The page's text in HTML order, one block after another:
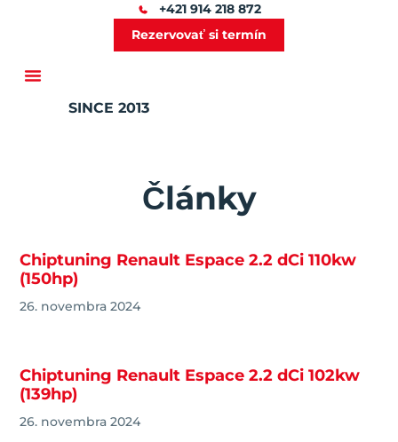
+421 914 218 872
Rezervovať si termín
SINCE 2013
Články
Chiptuning Renault Espace 2.2 dCi 110kw
(150hp)
26. novembra 2024
Chiptuning Renault Espace 2.2 dCi 102kw
(139hp)
26. novembra 2024